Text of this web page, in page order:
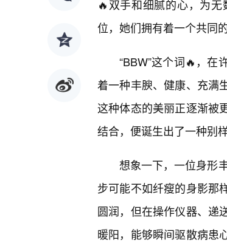
🔥双手和细腻的心，为
位，她们拥有着一个共
“BBW”这个词🔥，
着一种丰腴、健康、充满
这种体态的美丽正逐渐被
结合，便诞生出了一种别
想象一下，一位身形
步可能不如纤瘦的身影那
圆润，但在操作仪器、递
暖阳，能够瞬间驱散病患